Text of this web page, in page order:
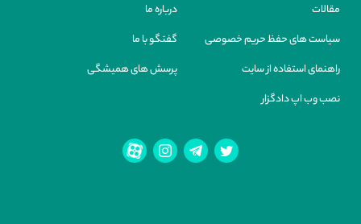
مقالات
درباره ما
سیاست های حفظ حریم خصوصی
گفتگو با ما
راهنمای استفاده از سایت
پرسش های همیشگی
نصب وب اپ دادگزار